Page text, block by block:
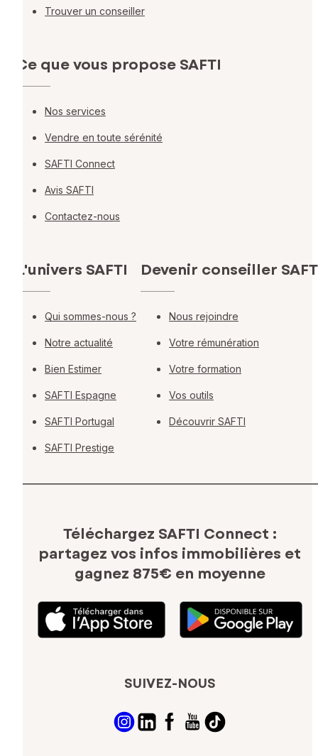
Trouver un conseiller
Ce que vous propose SAFTI
Nos services
Vendre en toute sérénité
SAFTI Connect
Avis SAFTI
Contactez-nous
L'univers SAFTI
Qui sommes-nous ?
Notre actualité
Bien Estimer
SAFTI Espagne
SAFTI Portugal
SAFTI Prestige
Devenir conseiller
Nous rejoindre
Votre rémunération
Votre formation
Vos outils
Découvrir SAFTI
Téléchargez SAFTI Connect :
partagez vos infos immobilières et
gagnez 875€ en moyenne
SUIVEZ-NOUS